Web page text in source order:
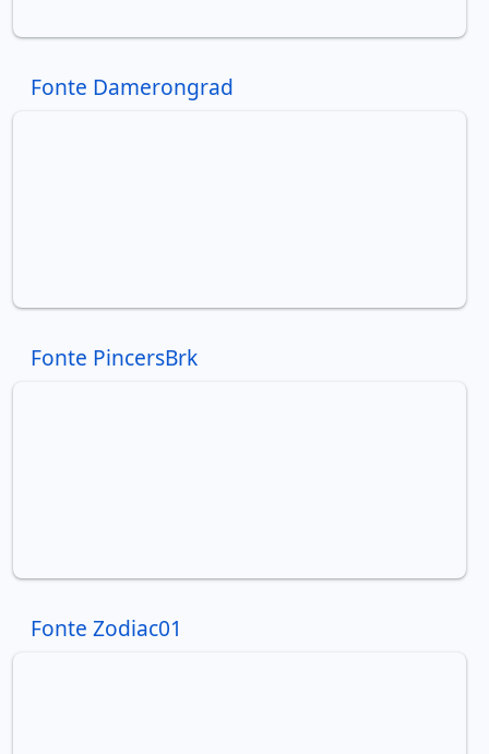
Fonte Damerongrad
Fonte PincersBrk
Fonte Zodiac01